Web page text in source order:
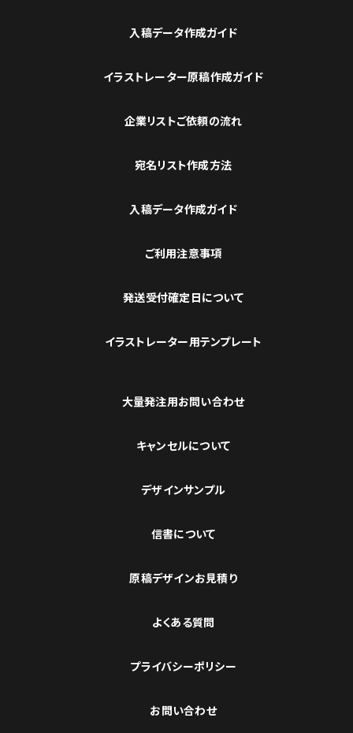
入稿データ作成ガイド
イラストレーター原稿作成ガイド
企業リストご依頼の流れ
宛名リスト作成方法
入稿データ作成ガイド
ご利用注意事項
発送受付確定日について
イラストレーター用テンプレート
大量発注用お問い合わせ
キャンセルについて
デザインサンプル
信書について
原稿デザインお見積り
よくある質問
プライバシーポリシー
お問い合わせ